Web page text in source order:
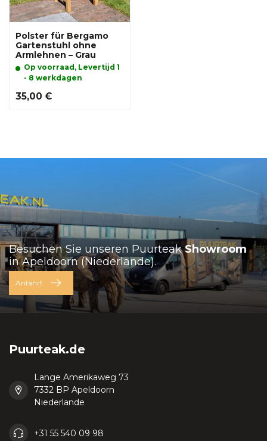
Polster für Bergamo
Gartenstuhl ohne
Armlehnen – Grau
Op voorraad, Levertijd 1
- 8 werkdagen
35,00 €
Besuchen Sie unseren PuurteakShowroom
in Apeldoorn (Niederlande).
Anfahrt
Puurteak.de
Lange Amerikaweg 73
7332 BP Apeldoorn
Niederlande
+31 55 540 09 98